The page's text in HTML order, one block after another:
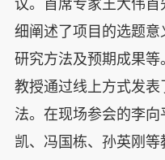
议。首席专家王大伟
细阐述了项目的选题意
研究方法及预期成果
教授通过线上方式发
法。在现场参会的李
凯、冯国栋、孙英刚